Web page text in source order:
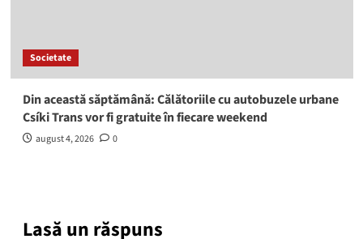
Societate
Din această săptămână: Călătoriile cu autobuzele urbane
Csíki Trans vor fi gratuite în fiecare weekend
august 4, 2026 0
Lasă un răspuns